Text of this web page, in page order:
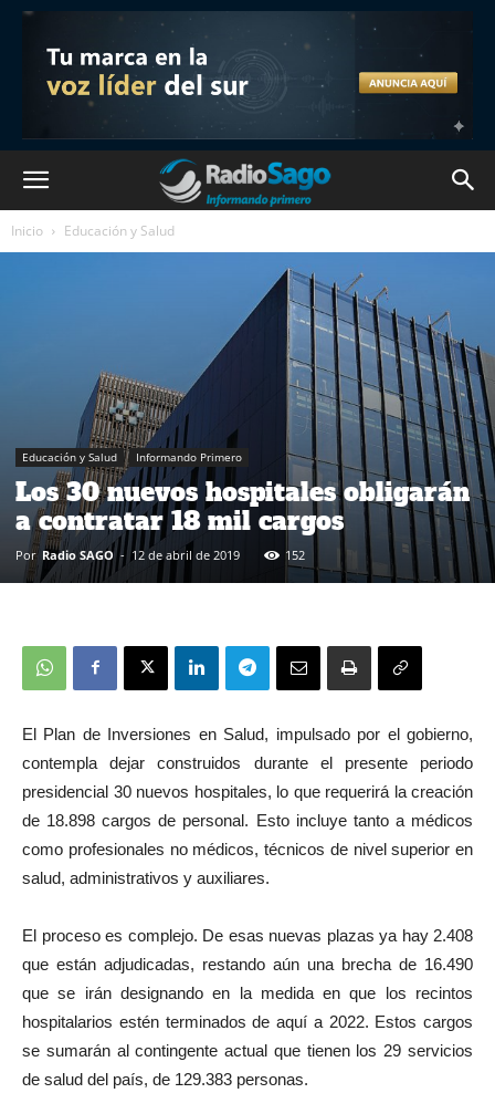
Inicio Educación y Salud
Educación y Salud Informando Primero
Los 30 nuevos hospitales obligarán
a contratar 18 mil cargos
Por Radio SAGO - 12 de abril de 2019 152
El Plan de Inversiones en Salud, impulsado por el gobierno,
contempla dejar construidos durante el presente periodo
presidencial 30 nuevos hospitales, lo que requerirá la creación
de 18.898 cargos de personal. Esto incluye tanto a médicos
como profesionales no médicos, técnicos de nivel superior en
salud, administrativos y auxiliares.
El proceso es complejo. De esas nuevas plazas ya hay 2.408
que están adjudicadas, restando aún una brecha de 16.490
que se irán designando en la medida en que los recintos
hospitalarios estén terminados de aquí a 2022. Estos cargos
se sumarán al contingente actual que tienen los 29 servicios
de salud del país, de 129.383 personas.